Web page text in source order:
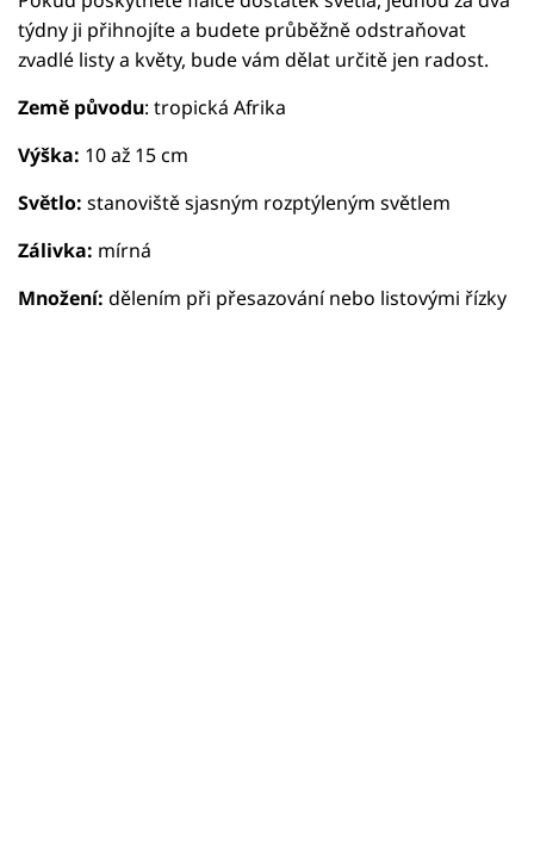
týdny ji přihnojíte a budete průběžně odstraňovat
zvadlé listy a květy, bude vám dělat určitě jen radost.
Země původu: tropická Afrika
Výška: 10 až 15 cm
Světlo: stanoviště sjasným rozptýleným světlem
Zálivka: mírná
Množení: dělením při přesazování nebo listovými řízky